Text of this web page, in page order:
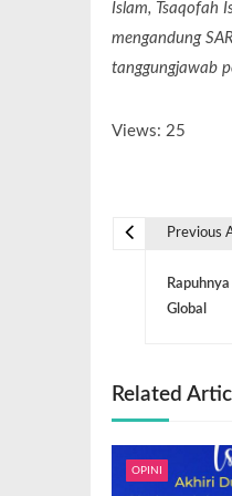
Islam, Tsaqofah
mengandung
tanggungjawab
Views: 25
Previous
Global
Related
OPINI